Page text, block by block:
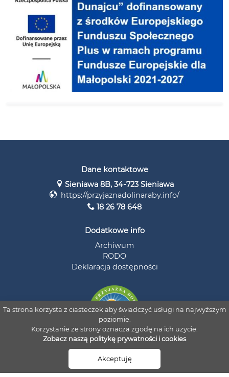
Dane kontaktowe
Sieniawa 8B, 34-723 Sieniawa
https://przyjaznadolinaraby.info/
18 26 78 648
Dodatkowe info
Archiwum
RODO
Deklaracja dostępności
© 2026 Stowarzyszenie Przyjazna Dolina Raby i Czarnej Orawy
Ta strona korzysta z ciasteczek aby świadczyć usługi na najwyższym
poziomie.
Korzystanie ze strony oznacza zgodę na ich użycie.
Zobacz naszą politykę prywatności i cookies
Akceptuję